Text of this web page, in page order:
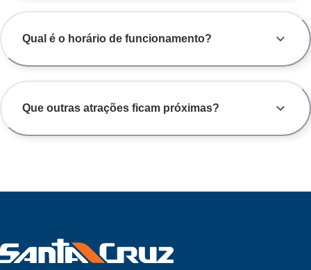
Qual é o horário de funcionamento?
Que outras atrações ficam próximas?